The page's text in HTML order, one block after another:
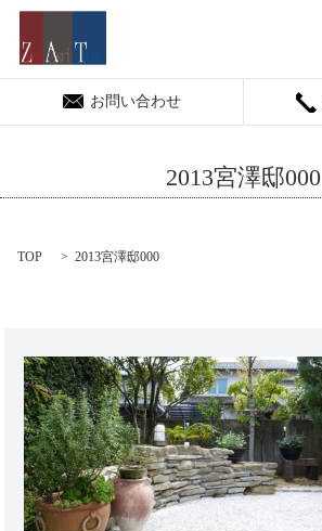
お問い合わせ
2013宮澤邸000
TOP 2013宮澤邸000